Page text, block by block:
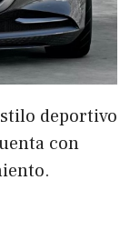
deportivo
con